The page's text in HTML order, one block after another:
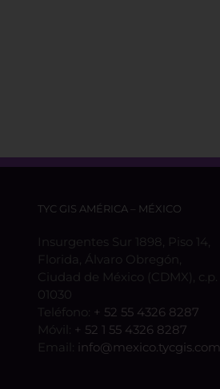
TYC GIS AMÉRICA – MÉXICO
Insurgentes Sur 1898, Piso 14,
Florida, Álvaro Obregón,
Ciudad de México (CDMX), c.p.
01030
Teléfono: + 52 55 4326 8287
Móvil: + 52 1 55 4326 8287
Email: info@mexico.tycgis.com